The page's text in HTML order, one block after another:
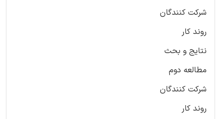
شرکت کنندگان
روند کار
نتایج و بحث
مطالعه دوم
شرکت کنندگان
روند کار